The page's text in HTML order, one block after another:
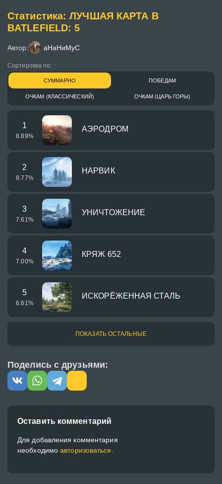
Статистика: ЛУЧШАЯ КАРТА В
BATLEFIELD: 5
Автор: аНаНиМуС
Сортировка по:
СУММАРНО ПОБЕДАМ
ОЧКАМ (КЛАССИЧЕСКИЙ) ОЧКАМ (ЦАРЬ ГОРЫ)
1
8.89%
АЭРОДРОМ
2
8.77%
НАРВИК
3
7.61%
УНИЧТОЖЕНИЕ
4
7.00%
КРЯЖ 652
5
6.61%
ИСКОРЁЖЕННАЯ СТАЛЬ
ПОКАЗАТЬ ОСТАЛЬНЫЕ
Поделись с друзьями:
Оставить комментарий
Для добавления комментария
необходимоавторизоваться.